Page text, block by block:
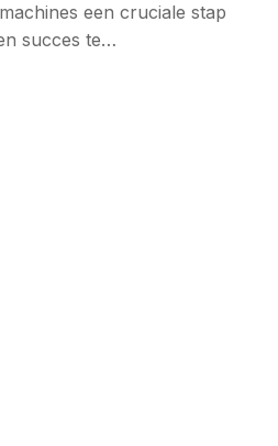
een cruciale stap
succes te…